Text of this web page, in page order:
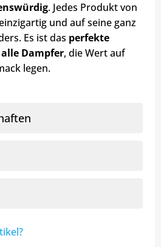
. Jedes Produkt von
und auf seine ganz
Es ist das perfekte
Dampfer, die Wert auf
legen.